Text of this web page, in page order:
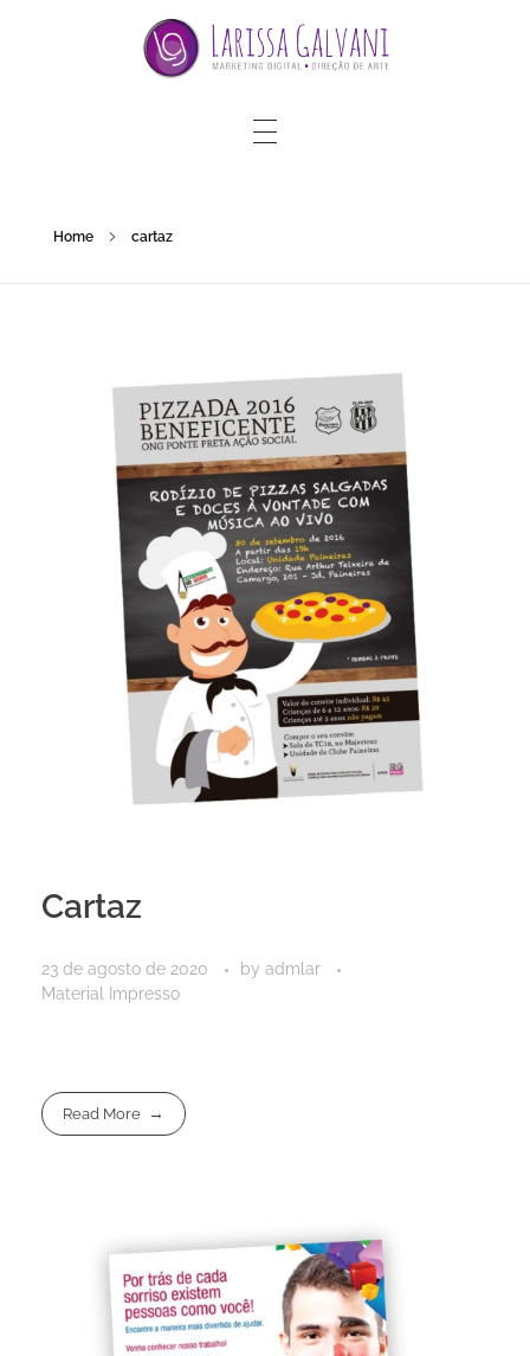
Home cartaz
Cartaz
23 de agosto de 2020 by admlar
Material Impresso
Read More